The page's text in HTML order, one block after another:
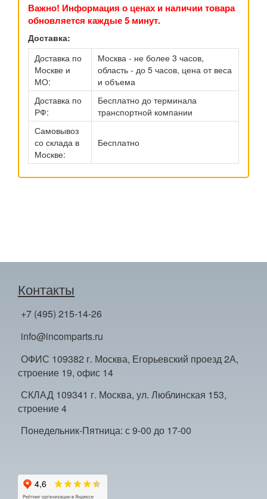
Важно! Информация о ценах и наличии товара
обновляется каждые 5 минут.
Доставка:
Доставка по
Москве и
МО:
Москва - не более 3 часов,
область - до 5 часов, цена от веса
и объема
Доставка по
РФ:
Бесплатно до терминала
транспортной компании
Самовывоз
со склада в
Москве:
Бесплатно
Контакты
+7 (495) 215-14-26
info@incomparts.ru
ОФИС 109382 г. Москва, Егорьевский проезд 2А,
строение 19, офис 14
СКЛАД 109341 г. Москва, ул. Люблинская 153,
строение 4
Понедельник-Пятница: с 9-00 до 17-00